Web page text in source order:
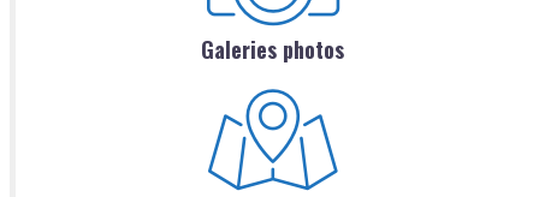
Galeries photos